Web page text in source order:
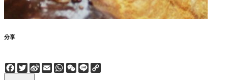
分享
Facebook
Twitter
Sina
Weibo
EmailWhatsApp
WeChat
Line